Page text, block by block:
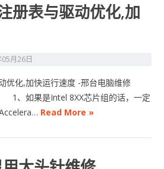
册表与驱动优化,加
月26日
优化,加快运行速度 -邢台电脑维修
、如果是Intel 8XX芯片组的话，一定
Read More »